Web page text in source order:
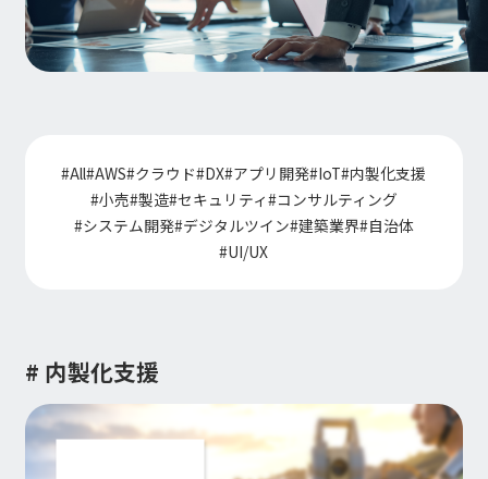
AI エージェント基盤構築支援
コンセプトケース
建設・不動産DX
小売・流通DX
製造DX
コンサルティング
AIエージェント／生成AI／LLM
機械学習／AIモデル
IoT
Web3D／XRシステム
アプリ開発
UI/UX
統合CRM
お知らせ
コラム
About Us
コーポレートメッセージ
代表メッセージ
投資家の皆様へ
会社概要
コーポレート・ガバナンス
Careers
マレーシア法人
Contact
情報セキュリティ基本方針
#All#AWS#クラウド#DX#アプリ開発#IoT#内製化支援
#小売#製造#セキュリティ#コンサルティング
#システム開発#デジタルツイン#建築業界#自治体
#UI/UX
# 内製化支援